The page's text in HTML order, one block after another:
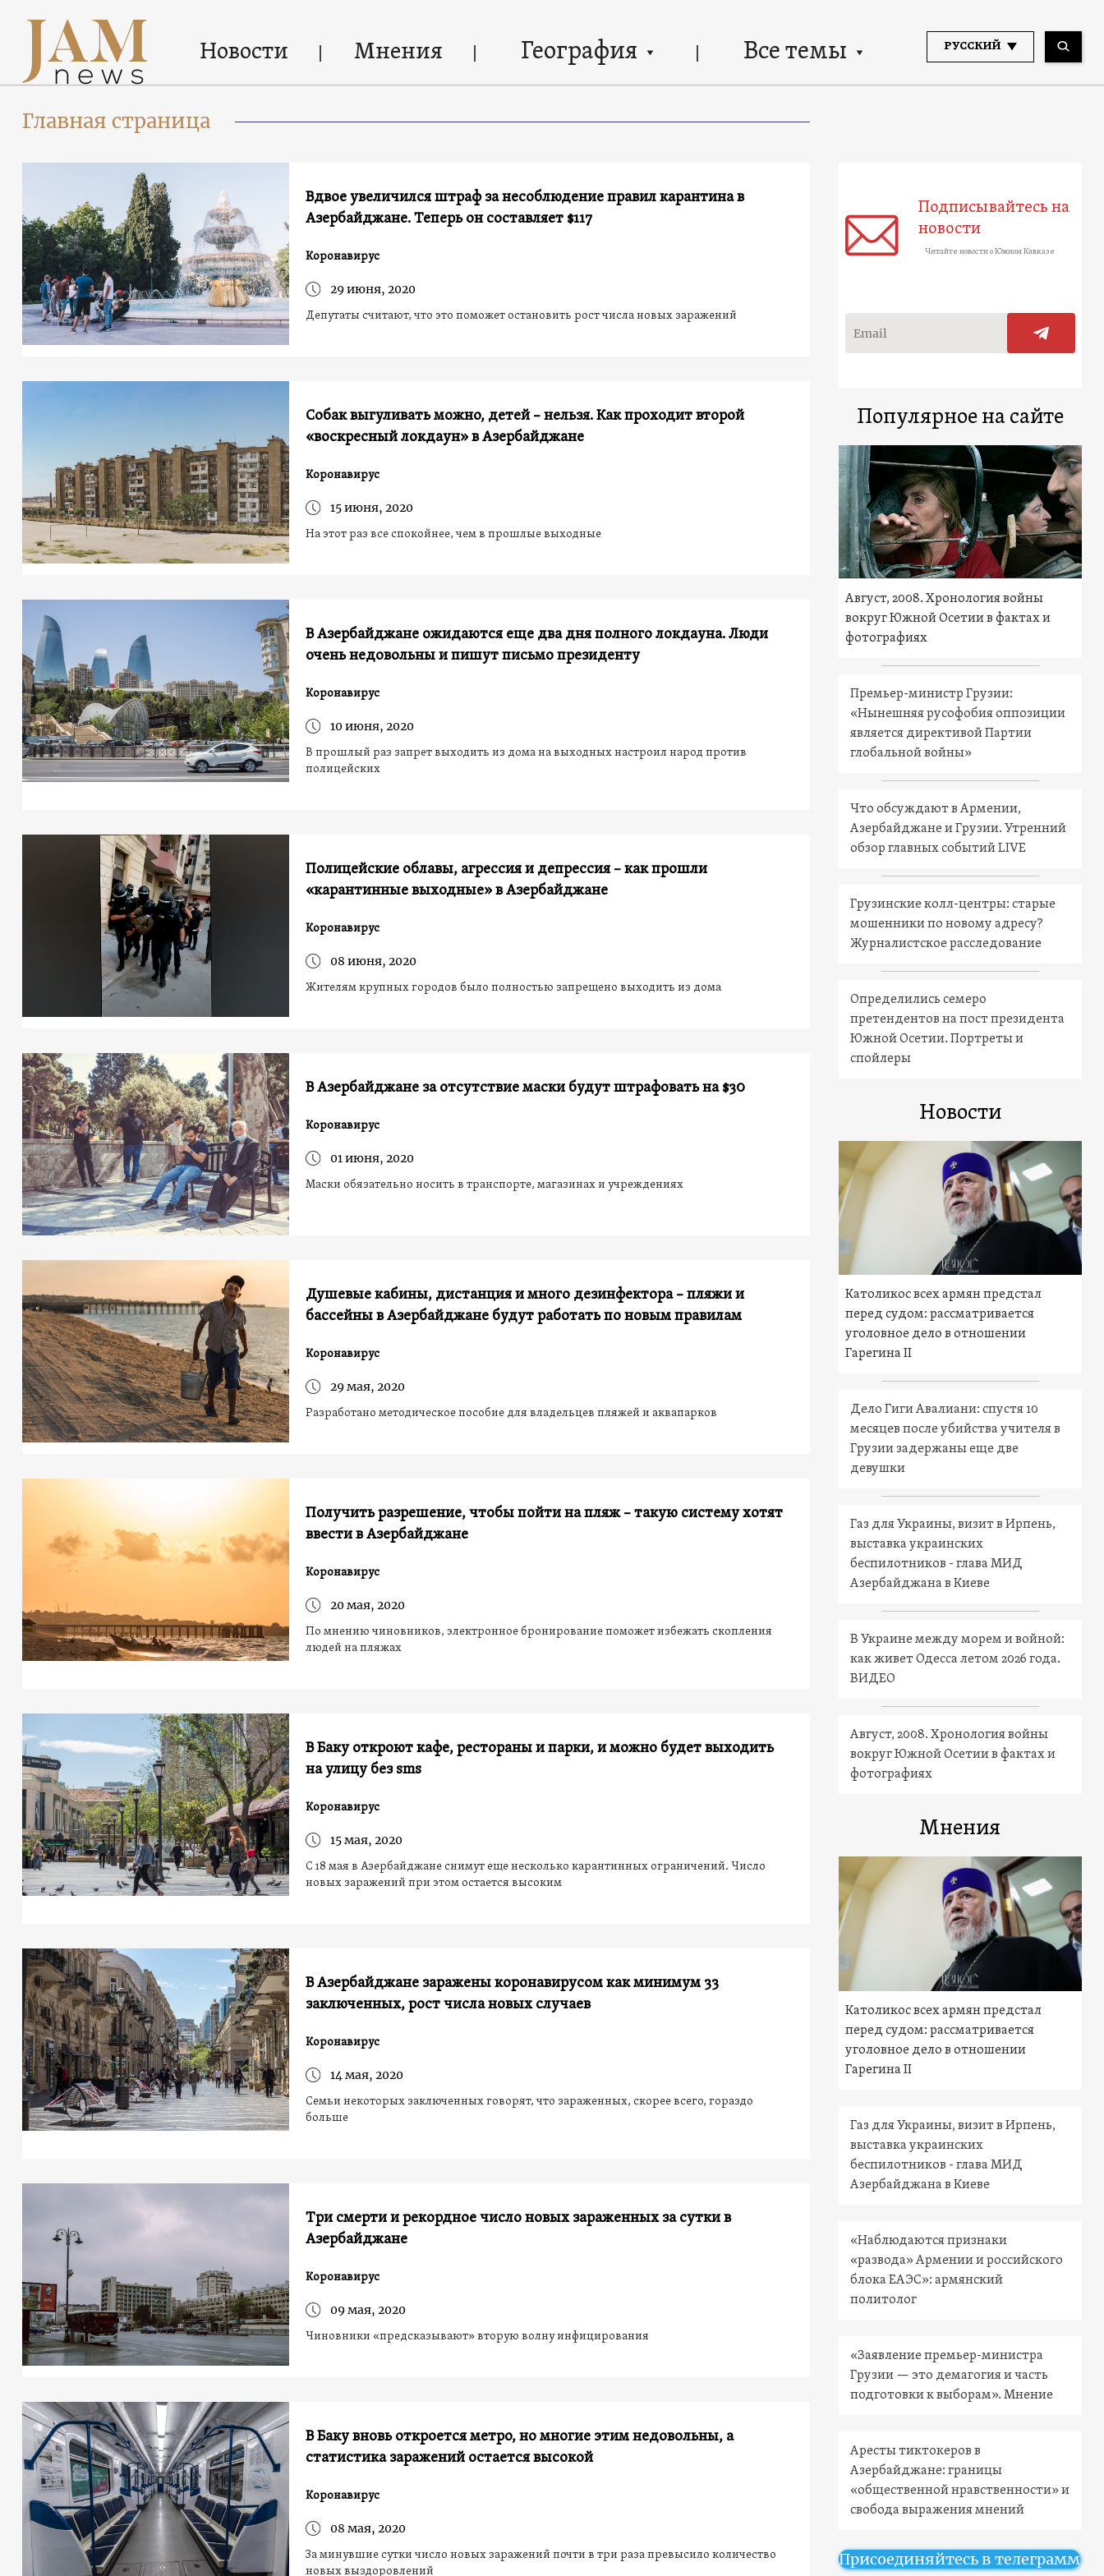
Новости Мнения География Все темы РУССКИЙ
Главная страница
Вдвое увеличился штраф за несоблюдение правил карантина в
Азербайджане. Теперь он составляет $117
Коронавирус
29 июня, 2020
Депутаты считают, что это поможет остановить рост числа новых заражений
Собак выгуливать можно, детей – нельзя. Как проходит второй
«воскресный локдаун» в Азербайджане
Коронавирус
15 июня, 2020
На этот раз все спокойнее, чем в прошлые выходные
В Азербайджане ожидаются еще два дня полного локдауна. Люди
очень недовольны и пишут письмо президенту
Коронавирус
10 июня, 2020
В прошлый раз запрет выходить из дома на выходных настроил народ против
полицейских
Полицейские облавы, агрессия и депрессия – как прошли
«карантинные выходные» в Азербайджане
Коронавирус
08 июня, 2020
Жителям крупных городов было полностью запрещено выходить из дома
В Азербайджане за отсутствие маски будут штрафовать на $30
Коронавирус
01 июня, 2020
Маски обязательно носить в транспорте, магазинах и учреждениях
Душевые кабины, дистанция и много дезинфектора – пляжи и
бассейны в Азербайджане будут работать по новым правилам
Коронавирус
29 мая, 2020
Разработано методическое пособие для владельцев пляжей и аквапарков
Получить разрешение, чтобы пойти на пляж – такую систему хотят
ввести в Азербайджане
Коронавирус
20 мая, 2020
По мнению чиновников, электронное бронирование поможет избежать скопления
людей на пляжах
В Баку откроют кафе, рестораны и парки, и можно будет выходить
на улицу без sms
Коронавирус
15 мая, 2020
С 18 мая в Азербайджане снимут еще несколько карантинных ограничений. Число
новых заражений при этом остается высоким
В Азербайджане заражены коронавирусом как минимум 33
заключенных, рост числа новых случаев
Коронавирус
14 мая, 2020
Семьи некоторых заключенных говорят, что зараженных, скорее всего, гораздо
больше
Три смерти и рекордное число новых зараженных за сутки в
Азербайджане
Коронавирус
09 мая, 2020
Чиновники «предсказывают» вторую волну инфицирования
В Баку вновь откроется метро, но многие этим недовольны, а
статистика заражений остается высокой
Коронавирус
08 мая, 2020
За минувшие сутки число новых заражений почти в три раза превысило количество
новых выздоровлений
Подписывайтесь на
новости
Читайте новости о Южном Кавказе
Популярное на сайте
Август, 2008. Хронология войны
вокруг Южной Осетии в фактах и
фотографиях
Премьер-министр Грузии:
«Нынешняя русофобия оппозиции
является директивой Партии
глобальной войны»
Что обсуждают в Армении,
Азербайджане и Грузии. Утренний
обзор главных событий LIVE
Грузинские колл-центры: старые
мошенники по новому адресу?
Журналистское расследование
Определились семеро
претендентов на пост президента
Южной Осетии. Портреты и
спойлеры
Новости
Католикос всех армян предстал
перед судом: рассматривается
уголовное дело в отношении
Гарегина II
Дело Гиги Авалиани: спустя 10
месяцев после убийства учителя в
Грузии задержаны еще две
девушки
Газ для Украины, визит в Ирпень,
выставка украинских
беспилотников - глава МИД
Азербайджана в Киеве
В Украине между морем и войной:
как живет Одесса летом 2026 года.
ВИДЕО
Август, 2008. Хронология войны
вокруг Южной Осетии в фактах и
фотографиях
Мнения
Католикос всех армян предстал
перед судом: рассматривается
уголовное дело в отношении
Гарегина II
Газ для Украины, визит в Ирпень,
выставка украинских
беспилотников - глава МИД
Азербайджана в Киеве
«Наблюдаются признаки
«развода» Армении и российского
блока ЕАЭС»: армянский
политолог
«Заявление премьер-министра
Грузии — это демагогия и часть
подготовки к выборам». Мнение
Аресты тиктокеров в
Азербайджане: границы
«общественной нравственности» и
свобода выражения мнений
Присоединяйтесь в телеграмм